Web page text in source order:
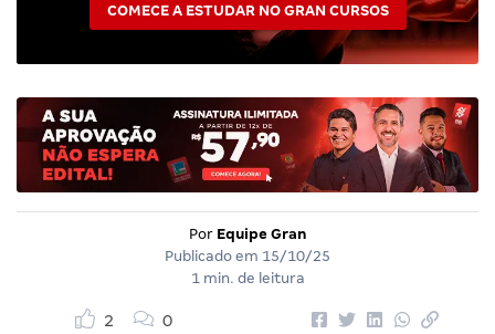
COMECE A ESTUDAR NO GRAN CURSOS
Por Equipe Gran
Publicado em 15/10/25
1 min. de leitura
2 0